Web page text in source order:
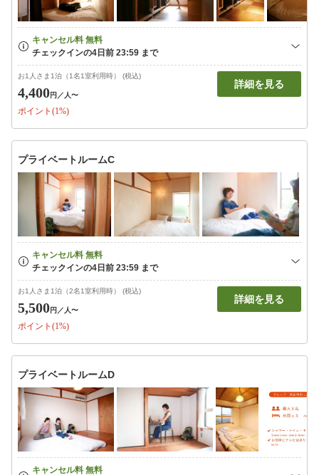
お1人さま1泊（1名1室利用時） (税込)
4,400円 ／人〜
ポイント(1%)
詳細を見る
プライベートルームC
お1人さま1泊（2名1室利用時） (税込)
5,500円 ／人〜
ポイント(1%)
詳細を見る
プライベートルームD